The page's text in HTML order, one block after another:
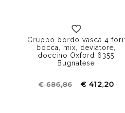
Gruppo bordo vasca 4 fori:
bocca, mix, deviatore,
doccino Oxford 6355
Bugnatese
€ 686,86 € 412,20